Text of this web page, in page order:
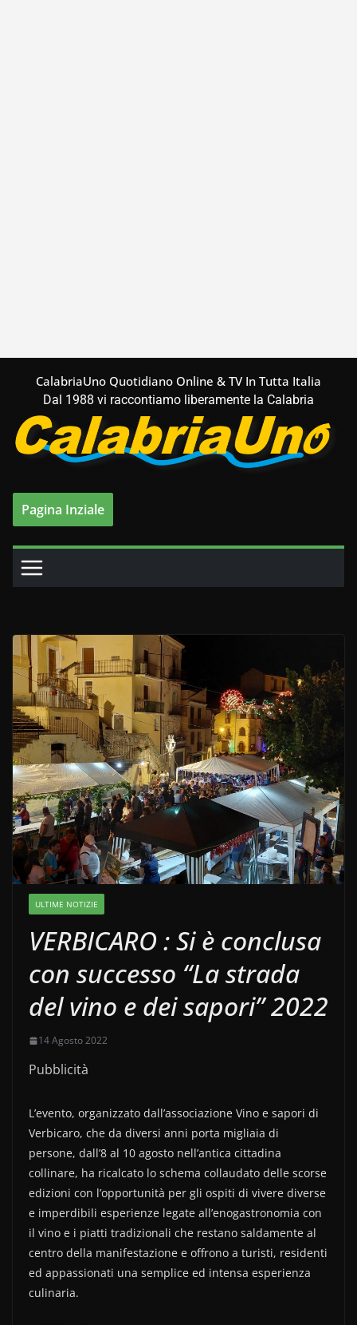
contenuto
CalabriaUno Quotidiano Online & TV In Tutta Italia
Dal 1988 vi raccontiamo liberamente la Calabria
Pagina Inziale
ULTIME NOTIZIE
VERBICARO : Si è conclusa
con successo “La strada
del vino e dei sapori” 2022
14 Agosto 2022
Pubblicità
L’evento, organizzato dall’associazione Vino e sapori di
Verbicaro, che da diversi anni porta migliaia di
persone, dall’8 al 10 agosto nell’antica cittadina
collinare, ha ricalcato lo schema collaudato delle scorse
edizioni con l’opportunità per gli ospiti di vivere diverse
e imperdibili esperienze legate all’enogastronomia con
il vino e i piatti tradizionali che restano saldamente al
centro della manifestazione e offrono a turisti, residenti
ed appassionati una semplice ed intensa esperienza
culinaria.